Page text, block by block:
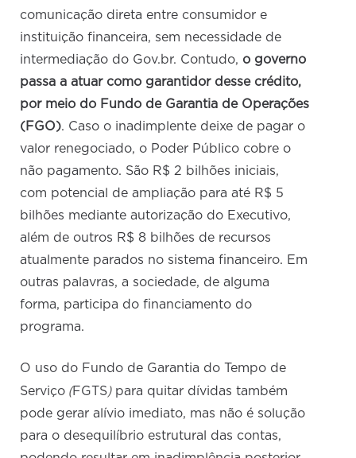
comunicação direta entre consumidor e
instituição financeira, sem necessidade de
intermediação do Gov.br. Contudo, o governo
passa a atuar como garantidor desse crédito,
por meio do Fundo de Garantia de Operações
(FGO). Caso o inadimplente deixe de pagar o
valor renegociado, o Poder Público cobre o
não pagamento. São R$ 2 bilhões iniciais,
com potencial de ampliação para até R$ 5
bilhões mediante autorização do Executivo,
além de outros R$ 8 bilhões de recursos
atualmente parados no sistema financeiro. Em
outras palavras, a sociedade, de alguma
forma, participa do financiamento do
programa.
O uso do Fundo de Garantia do Tempo de
Serviço (FGTS)para quitar dívidas também
pode gerar alívio imediato, mas não é solução
para o desequilíbrio estrutural das contas,